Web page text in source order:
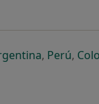
karcie
w nowej karcie
się w nowej
otwiera się
, Perú,